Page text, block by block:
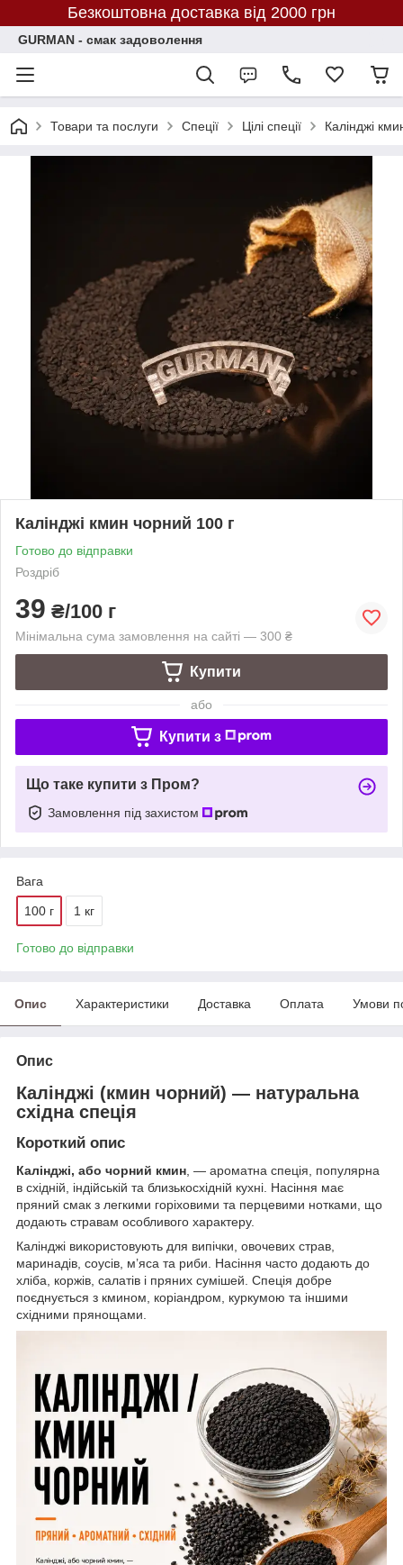
Безкоштовна доставка від 2000 грн
GURMAN - смак задоволення
Товари та послуги Спеції Цілі спеції Калінджі
Калінджі кмин чорний 100 г
Готово до відправки
Роздріб
39 ₴/100 г
Мінімальна сума замовлення на сайті — 300 ₴
Купити
або
Купити з
Що таке купити з Пром?
Замовлення під захистом
Вага
100 г 1 кг
Готово до відправки
Опис Характеристики Доставка Оплата Умови
Опис
Калінджі (кмин чорний) — натуральна
східна спеція
Короткий опис
Калінджі, або чорний кмин, — ароматна спеція, популярна
в східній, індійській та близькосхідній кухні. Насіння має
пряний смак з легкими горіховими та перцевими нотками, що
додають стравам особливого характеру.
Калінджі використовують для випічки, овочевих страв,
маринадів, соусів, м’яса та риби. Насіння часто додають до
хліба, коржів, салатів і пряних сумішей. Спеція добре
поєднується з кмином, коріандром, куркумою та іншими
східними прянощами.